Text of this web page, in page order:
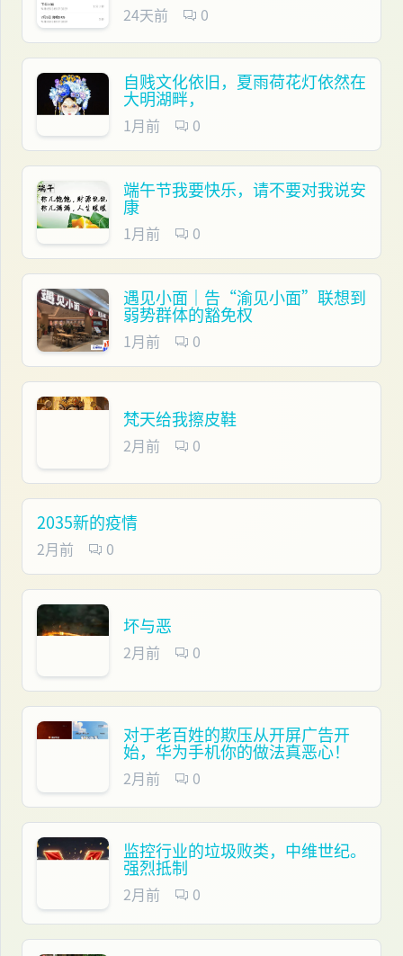
24天前 0
自贱文化依旧，夏雨荷花灯依然在
大明湖畔，
1月前 0
端午节我要快乐，请不要对我说安
康
1月前 0
遇见小面｜告“渝见小面”联想到
弱势群体的豁免权
1月前 0
梵天给我擦皮鞋
2月前 0
2035新的疫情
2月前 0
坏与恶
2月前 0
对于老百姓的欺压从开屏广告开
始，华为手机你的做法真恶心！
2月前 0
监控行业的垃圾败类，中维世纪。
强烈抵制
2月前 0